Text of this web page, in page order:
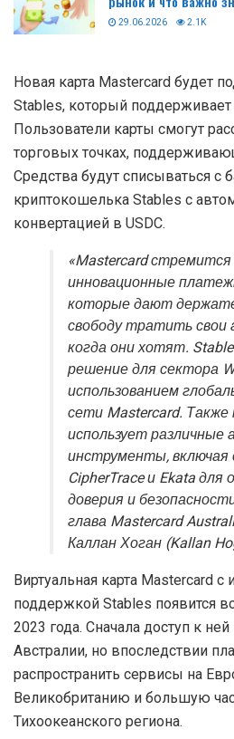
29.06.2026 2.1K
Новая карта Mastercard будет
Stables, который поддерживает
Пользователи карты смогут
торговых точках,
Средства будут списываться с
криптокошелька Stables с
конвертацией в USDC.
«Mastercard
инновационные
которые дают
свободу тратить свои
когда они хотят.
решение для сектора
использованием
сети Mastercard.
использует различные
инструменты, включая
CipherTrace и Ekata для
доверия и
глава Mastercard
Каллан Хоган (Kallan
Виртуальная карта Mastercard с
поддержкой Stables появится
2023 года. Сначала доступ к
Австралии, но впоследствии
распространить сервисы на
Великобританию и большую
Тихоокеанского региона.